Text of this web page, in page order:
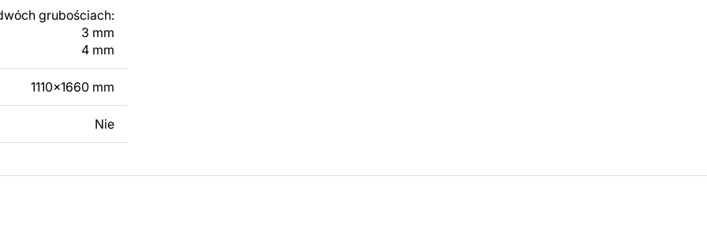
grubościach:
3 mm
4 mm
1110x1660 mm
Nie